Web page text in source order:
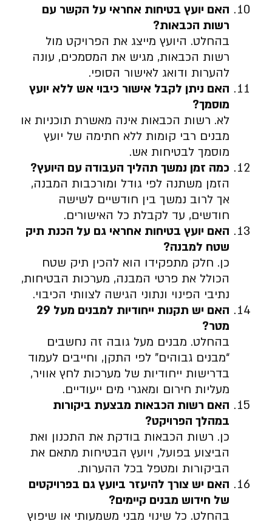
האם יועץ בטיחות אחראי על הקשר עם
רשות הכבאות?
בהחלט. היועץ מייצג את הפרויקט מול
רשות הכבאות, מגיש את המסמכים, עונה
להערות ודואג לאישור הסופי.
האם ניתן לקבל אישור כיבוי אש ללא יועץ
מוסמך?
לא. רשות הכבאות אינה מאשרת תוכניות או
מבנים רבי קומות ללא חתימה של יועץ
מוסמך לבטיחות אש.
כמה זמן נמשך תהליך העבודה עם היועץ?
הזמן משתנה לפי גודל ומורכבות המבנה,
אך לרוב נמשך בין חודשיים לשישה
חודשים, עד לקבלת כל האישורים.
האם יועץ בטיחות אחראי גם על הכנת תיק
שטח למבנה?
כן. חלק מתפקידו הוא להכין תיק שטח
הכולל את פרטי המבנה, מערכות הבטיחות,
נתיבי הפינוי ונתוני הגישה לצוותי הכיבוי.
האם יש תקנות ייחודיות למבנים מעל 29
מטר?
בהחלט. מבנים מעל גובה זה נחשבים
“מבנים גבוהים” לפי התקן, וחייבים לעמוד
בדרישות ייחודיות של מערכות לחץ אוויר,
מעליות חירום ומאגרי מים ייעודיים.
האם רשות הכבאות מבצעת ביקורות
במהלך הפרויקט?
כן. רשות הכבאות בודקת את התכנון ואת
הביצוע בפועל, ויועץ הבטיחות מתאם את
הביקורות ומטפל בכל ההערות.
האם יש צורך להיעזר ביועץ גם בפרויקטים
של חידוש מבנים קיימים?
בהחלט. כל שינוי מבני משמעותי או שיפוץ